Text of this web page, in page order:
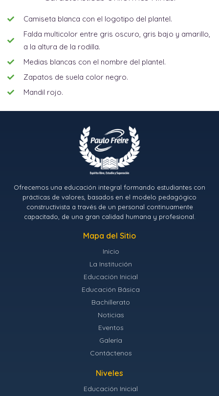
Camiseta blanca con el logotipo del plantel.
Falda multicolor entre gris oscuro, gris bajo y amarillo,
a la altura de la rodilla.
Medias blancas con el nombre del plantel.
Zapatos de suela color negro.
Mandil rojo.
Ofrecemos una educación integral formando estudiantes con
prácticas de valores, basados en el modelo pedagógico
constructivista a través de un personal continuamente
capacitado, de una gran calidad humana y profesional.
Mapa del Sitio
Inicio
La Institución
Educación Inicial
Educación Básica
Bachillerato
Noticias
Eventos
Galería
Contáctenos
Niveles
Educación Inicial